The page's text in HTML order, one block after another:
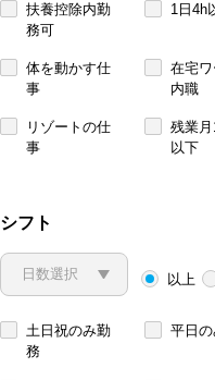
扶養控除内勤
務可
1日4h
体を動かす仕
事
在宅ワ
内職
リゾートの仕
事
残業月
以下
シフト
以上
土日祝のみ勤
務
平日